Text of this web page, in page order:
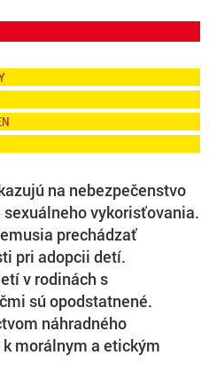
na nebezpečenstvo
vykorisťovania.
prechádzať
pri adopcii detí.
v rodinách s
sú opodstatnené.
náhradného
morálnym a etickým